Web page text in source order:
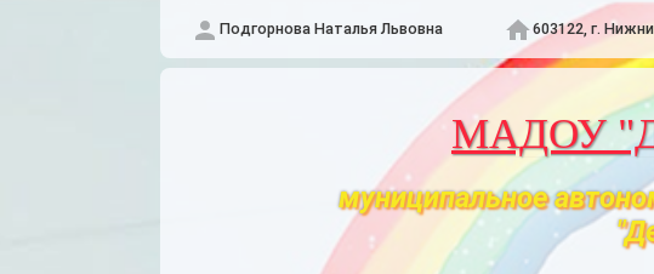
Подгорнова Наталья Львовна 603122, г.
МАДОУ
муниципальное